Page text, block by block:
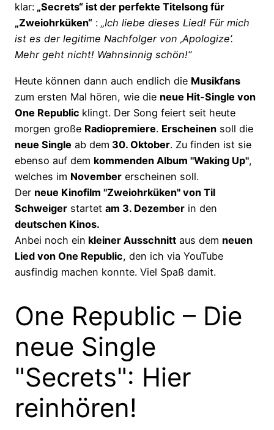
klar: „Secrets“ ist der perfekte Titelsong für
„Zweiohrküken“ : „Ich liebe dieses Lied! Für mich
ist es der legitime Nachfolger von ‚Apologize’.
Mehr geht nicht! Wahnsinnig schön!“
Heute können dann auch endlich die Musikfans
zum ersten Mal hören, wie die neue Hit-Single von
One Republic klingt. Der Song feiert seit heute
morgen große Radiopremiere. Erscheinen soll die
neue Single ab dem 30. Oktober. Zu finden ist sie
ebenso auf dem kommenden Album "Waking Up",
welches im November erscheinen soll.
Der neue Kinofilm "Zweiohrküken" von Til
Schweiger startet am 3. Dezember in den
deutschen Kinos.
Anbei noch ein kleiner Ausschnitt aus dem neuen
Lied von One Republic, den ich via YouTube
ausfindig machen konnte. Viel Spaß damit.
One Republic – Die
neue Single
"Secrets": Hier
reinhören!